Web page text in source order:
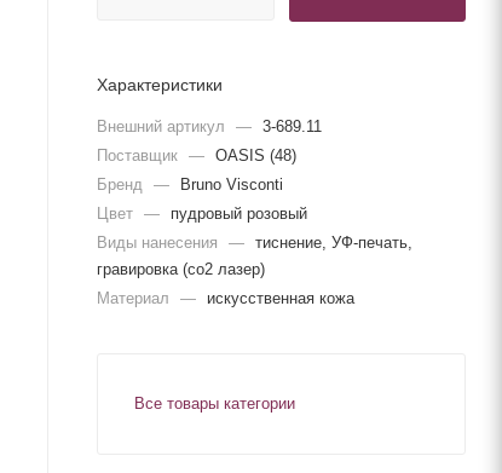
Характеристики
Внешний артикул — 3-689.11
Поставщик — OASIS (48)
Бренд
—
Bruno Visconti
Цвет —
пудровый розовый
Виды нанесения
— тиснение, УФ-печать,
гравировка (co2 лазер)
Материал
— искусственная кожа
Все товары категории